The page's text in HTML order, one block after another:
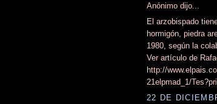
Anónimo dijo...
El arzobispado
hormigón, piedra
1980, según la
Ver artículo de
http://
21elpmad_1/
22 DE